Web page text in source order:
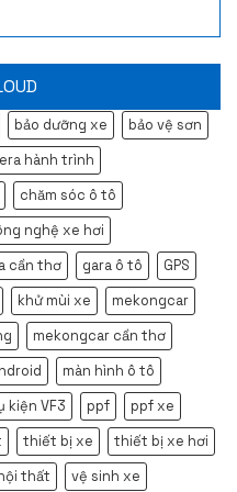
bảo dưỡng xe
bảo vệ sơn
hành trình
chăm sóc ô tô
nghệ xe hơi
cần thơ gara ô tô
GPS
khử mùi xe
mekongcar
mekongcar cần thơ
màn hình ô tô
kiện VF3 ppf
ppf xe
thiết bị xe
thiết bị xe hơi
thất vệ sinh xe